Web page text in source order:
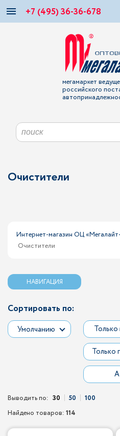
+7 (495) 36-36-678
мегамаркет
российского
Очистители
Интернет-магазин ОЦ
Очистители
НАВИГАЦИЯ
Сортировать по:
Умолчанию
Только
Выводить по: 30 50
100
Найдено товаров: 114